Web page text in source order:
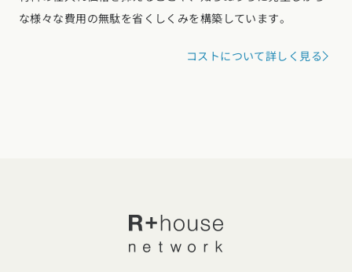
な様々な費用の無駄を省くしくみを構築しています。
コストについて詳しく見る